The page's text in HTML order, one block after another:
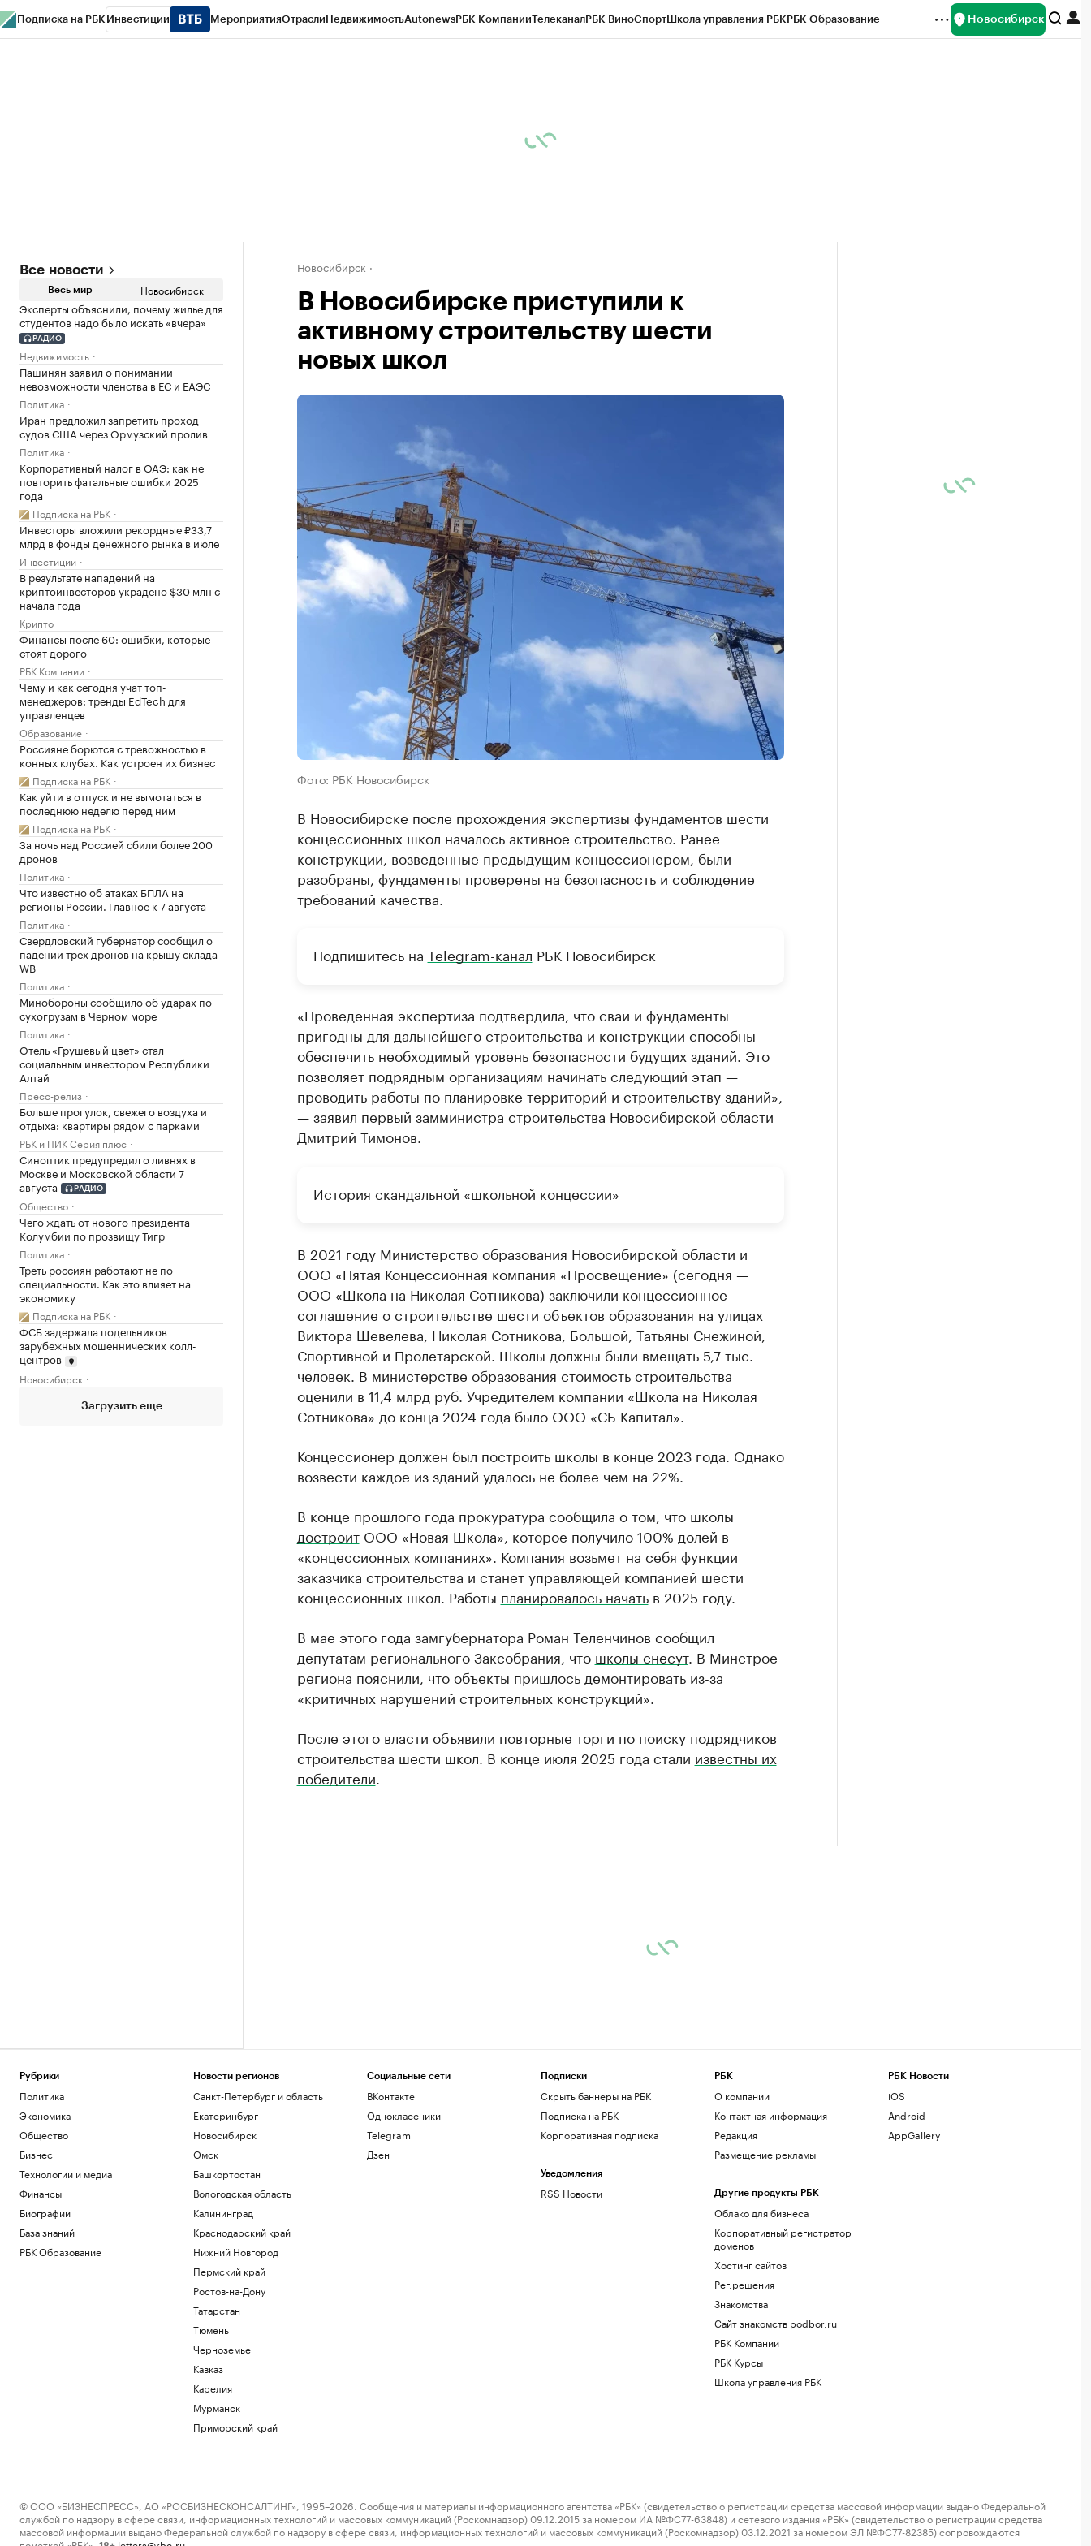
Подписка на РБК Инвестиции МероприятияОтраслиНедвижимостьAutonewsРБК КомпанииТелеканалРБК ВиноСпортШкола управления РБКРБК Образование Новосибирск
Все новости
Весь мир Новосибирск
Эксперты объяснили, почему жилье для
студентов надо было искать «вчера»
РАДИО
Недвижимость
Пашинян заявил о понимании
невозможности членства в ЕС и ЕАЭС
Политика
Иран предложил запретить проход
судов США через Ормузский пролив
Политика
Корпоративный налог в ОАЭ: как не
повторить фатальные ошибки 2025
года
Подписка на РБК
Инвесторы вложили рекордные ₽33,7
млрд в фонды денежного рынка в июле
Инвестиции
В результате нападений на
криптоинвесторов украдено $30 млн с
начала года
Крипто
Финансы после 60: ошибки, которые
стоят дорого
РБК Компании
Чему и как сегодня учат топ-
менеджеров: тренды EdTech для
управленцев
Образование
Россияне борются с тревожностью в
конных клубах. Как устроен их бизнес
Подписка на РБК
Как уйти в отпуск и не вымотаться в
последнюю неделю перед ним
Подписка на РБК
За ночь над Россией сбили более 200
дронов
Политика
Что известно об атаках БПЛА на
регионы России. Главное к 7 августа
Политика
Свердловский губернатор сообщил о
падении трех дронов на крышу склада
WB
Политика
Минобороны сообщило об ударах по
сухогрузам в Черном море
Политика
Отель «Грушевый цвет» стал
социальным инвестором Республики
Алтай
Пресс-релиз
Больше прогулок, свежего воздуха и
отдыха: квартиры рядом с парками
РБК и ПИК Серия плюс
Синоптик предупредил о ливнях в
Москве и Московской области 7
августа
РАДИО
Общество
Чего ждать от нового президента
Колумбии по прозвищу Тигр
Политика
Треть россиян работают не по
специальности. Как это влияет на
экономику
Подписка на РБК
ФСБ задержала подельников
зарубежных мошеннических колл-
центров
Новосибирск
Загрузить еще
Новосибирск
В Новосибирске приступили к
активному строительству шести
новых школ
Фото: РБК Новосибирск
В Новосибирске после прохождения экспертизы фундаментов шести
концессионных школ началось активное строительство. Ранее
конструкции, возведенные предыдущим концессионером, были
разобраны, фундаменты проверены на безопасность и соблюдение
требований качества.
Подпишитесь на Telegram-канал РБК Новосибирск
«Проведенная экспертиза подтвердила, что сваи и фундаменты
пригодны для дальнейшего строительства и конструкции способны
обеспечить необходимый уровень безопасности будущих зданий. Это
позволяет подрядным организациям начинать следующий этап —
проводить работы по планировке территорий и строительству зданий»,
— заявил первый замминистра строительства Новосибирской области
Дмитрий Тимонов.
История скандальной «школьной концессии»
В 2021 году Министерство образования Новосибирской области и
ООО «Пятая Концессионная компания «Просвещение» (сегодня —
ООО «Школа на Николая Сотникова) заключили концессионное
соглашение о строительстве шести объектов образования на улицах
Виктора Шевелева, Николая Сотникова, Большой, Татьяны Снежиной,
Спортивной и Пролетарской. Школы должны были вмещать 5,7 тыс.
человек. В министерстве образования стоимость строительства
оценили в 11,4 млрд руб. Учредителем компании «Школа на Николая
Сотникова» до конца 2024 года было ООО «СБ Капитал».
Концессионер должен был построить школы в конце 2023 года. Однако
возвести каждое из зданий удалось не более чем на 22%.
В конце прошлого года прокуратура сообщила о том, что школы
достроитООО «Новая Школа», которое получило 100% долей в
«концессионных компаниях». Компания возьмет на себя функции
заказчика строительства и станет управляющей компанией шести
концессионных школ. Работы планировалось начатьв 2025 году.
В мае этого года замгубернатора Роман Теленчинов сообщил
депутатам регионального Заксобрания, что школы снесут. В Минстрое
региона пояснили, что объекты пришлось демонтировать из-за
«критичных нарушений строительных конструкций».
После этого власти объявили повторные торги по поиску подрядчиков
строительства шести школ. В конце июля 2025 года стали известны их
победители
Рубрики
Политика
Экономика
Общество
Бизнес
Технологии и медиа
Финансы
Биографии
База знаний
РБК Образование
Новости регионов
Санкт-Петербург и область
Екатеринбург
Новосибирск
Омск
Башкортостан
Вологодская область
Калининград
Краснодарский край
Нижний Новгород
Пермский край
Ростов-на-Дону
Татарстан
Тюмень
Черноземье
Кавказ
Карелия
Мурманск
Приморский край
Социальные сети
ВКонтакте
Одноклассники
Telegram
Дзен
Подписки
Скрыть баннеры на РБК
Подписка на РБК
Корпоративная подписка
Уведомления
RSS Новости
РБК
О компании
Контактная информация
Редакция
Размещение рекламы
Другие продукты РБК
Облако для бизнеса
Корпоративный регистратор
доменов
Хостинг сайтов
Рег.решения
Знакомства
Сайт знакомств podbor.ru
РБК Компании
РБК Курсы
Школа управления РБК
РБК Новости
iOS
Android
AppGallery
© ООО «БИЗНЕСПРЕСС», АО «РОСБИЗНЕСКОНСАЛТИНГ», 1995–2026. Сообщения и материалы информационного агентства «РБК» (свидетельство о регистрации средства массовой информации выдано Федеральной
службой по надзору в сфере связи, информационных технологий и массовых коммуникаций (Роскомнадзор) 09.12.2015 за номером ИА №ФС77-63848) и сетевого издания «РБК» (свидетельство о регистрации средства
массовой информации выдано Федеральной службой по надзору в сфере связи, информационных технологий и массовых коммуникаций (Роскомнадзор) 03.12.2021 за номером ЭЛ №ФС77-82385) сопровождаются